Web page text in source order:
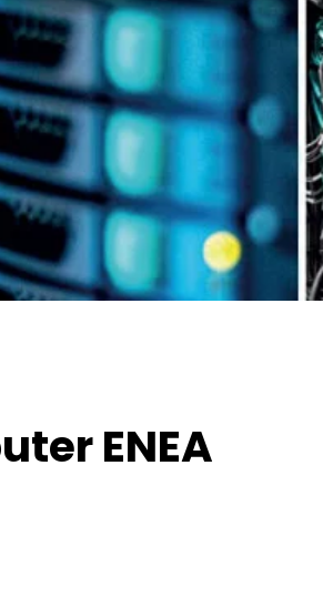
ENEA